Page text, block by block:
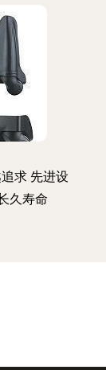
求 先进设
久寿命